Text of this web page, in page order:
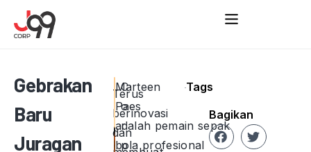
Gebrakan
Baru
Juragan
C
o
r
p
Terus
berinovasi
dan
Marteen
Paes
adalah pemain sepak
bola profesional
Tags
Bagikan